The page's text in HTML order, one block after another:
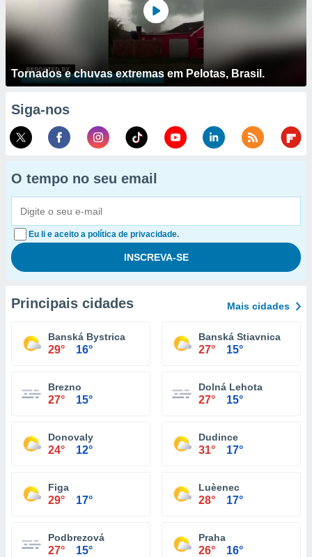
Tornados e chuvas extremas em Pelotas, Brasil.
Siga-nos
O tempo no seu email
Eu li e aceito a política de privacidade.
Principais cidades Mais cidades
Banská Bystrica
29° 16°
Banská Stiavnica
27° 15°
Brezno
27° 15°
Dolná Lehota
27° 15°
Donovaly
24° 12°
Dudince
31° 17°
Figa
29° 17°
Luèenec
28° 17°
Podbrezová
27° 15°
Praha
26° 16°